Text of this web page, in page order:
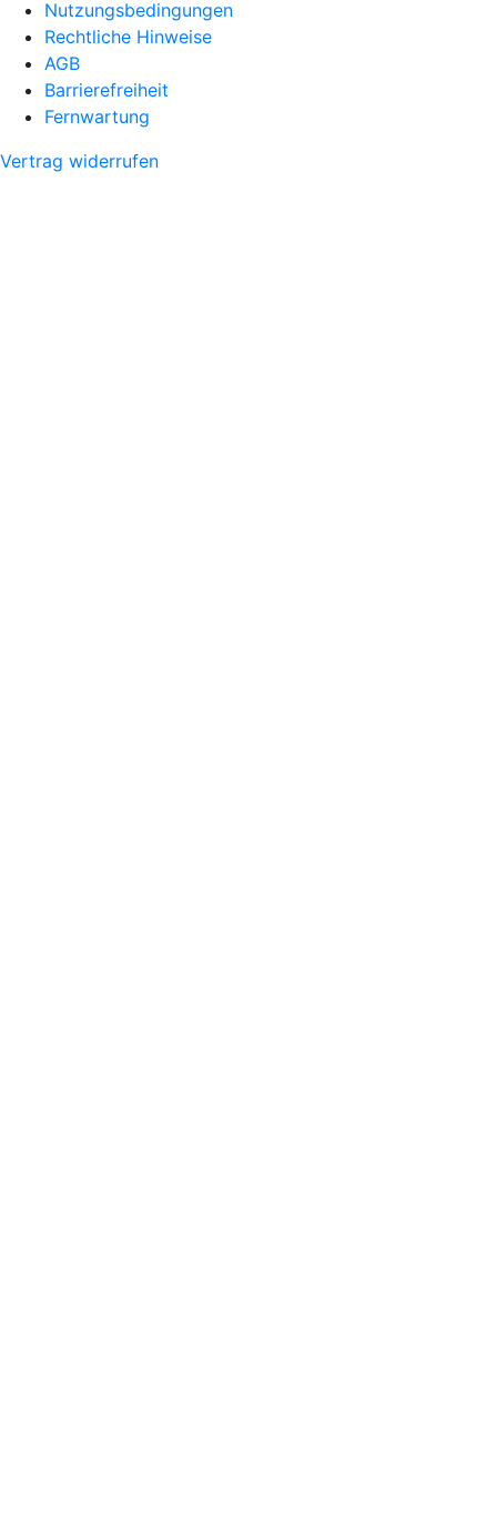
Nutzungsbedingungen
Rechtliche Hinweise
AGB
Barrierefreiheit
Fernwartung
Vertrag widerrufen